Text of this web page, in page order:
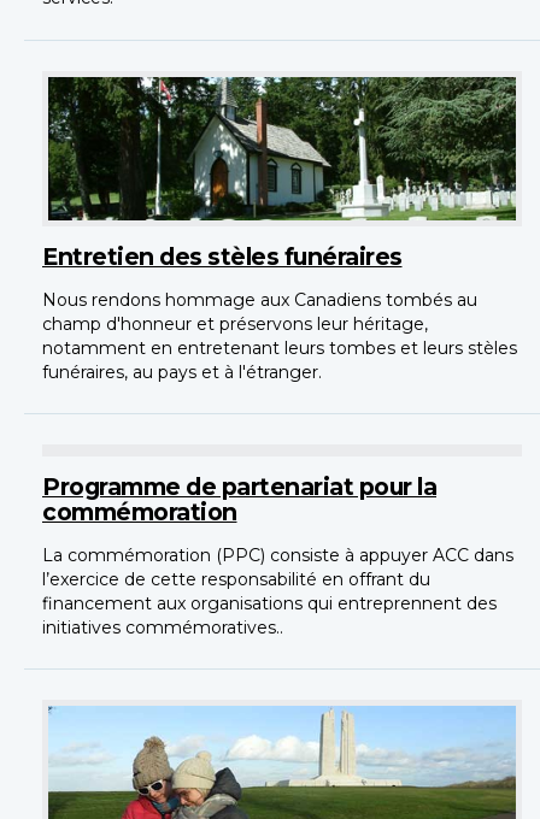
Entretien des stèles funéraires
Nous rendons hommage aux Canadiens tombés au
champ d'honneur et préservons leur héritage,
notamment en entretenant leurs tombes et leurs stèles
funéraires, au pays et à l'étranger.
Programme de partenariat pour la
commémoration
La commémoration (PPC) consiste à appuyer ACC dans
l’exercice de cette responsabilité en offrant du
financement aux organisations qui entreprennent des
initiatives commémoratives..